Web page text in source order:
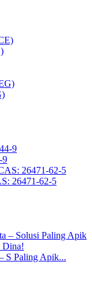
9
26471-62-5
S Paling Apik...